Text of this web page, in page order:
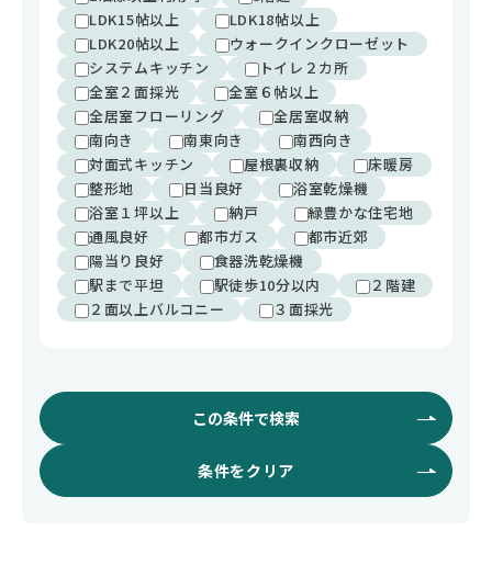
LDK15帖以上
LDK18帖以上
LDK20帖以上
ウォークインクローゼット
システムキッチン
トイレ２カ所
全室２面採光
全室６帖以上
全居室フローリング
全居室収納
南向き
南東向き
南西向き
対面式キッチン
屋根裏収納
床暖房
整形地
日当良好
浴室乾燥機
浴室１坪以上
納戸
緑豊かな住宅地
通風良好
都市ガス
都市近郊
陽当り良好
食器洗乾燥機
駅まで平坦
駅徒歩10分以内
２階建
２面以上バルコニー
３面採光
この条件で検索
条件をクリア